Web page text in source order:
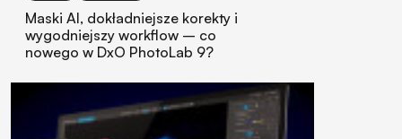
Maski AI, dokładniejsze korekty i
wygodniejszy workflow – co
nowego w DxO PhotoLab 9?